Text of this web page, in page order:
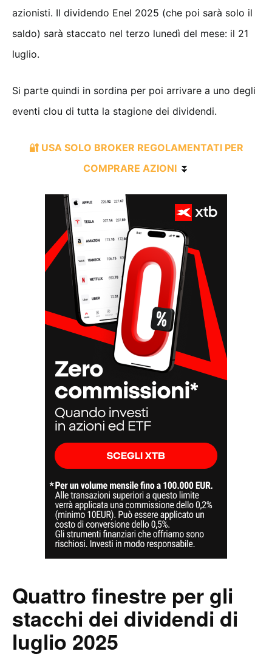
azionisti. Il dividendo Enel 2025 (che poi sarà solo il
saldo) sarà staccato nel terzo lunedì del mese: il 21
luglio.
Si parte quindi in sordina per poi arrivare a uno degli
eventi clou di tutta la stagione dei dividendi.
🔐 USA SOLO BROKER REGOLAMENTATI PER
COMPRARE AZIONI ⏬
Quattro finestre per gli
stacchi dei dividendi di
luglio 2025